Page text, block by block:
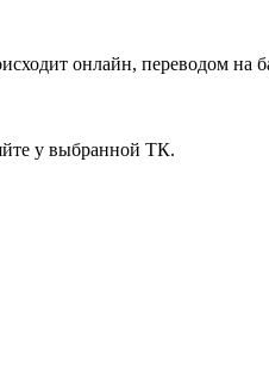
онлайн, переводом на
у выбранной ТК.